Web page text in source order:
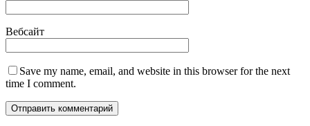
Вебсайт
Save my name, email, and website in this browser for the next
time I comment.